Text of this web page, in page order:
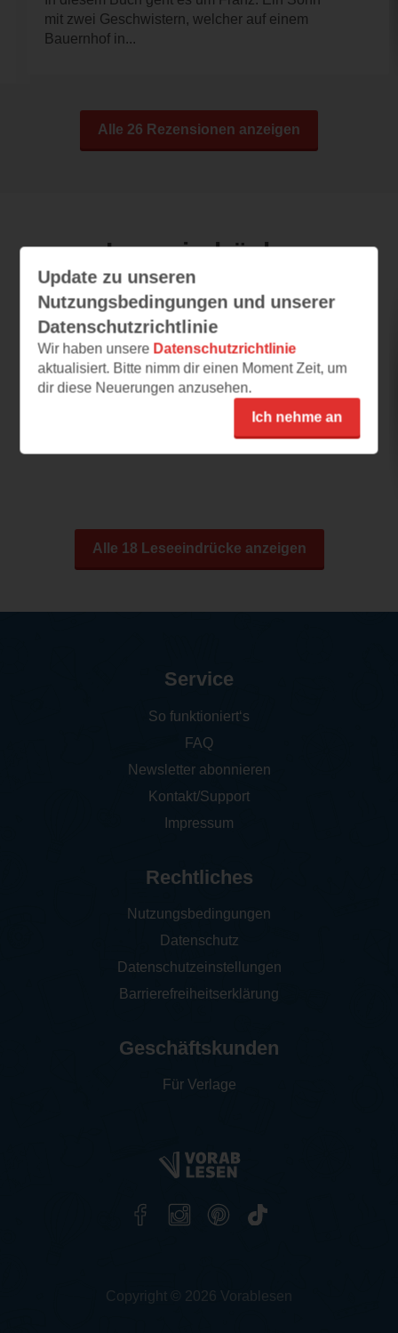
mit zwei Geschwistern, welcher auf einem
Bauernhof in...
Alle 26 Rezensionen anzeigen
Leseeindrücke
Die Übersetzerin
12.09.2021 – 10:05
Mitreißend
stand schon ganz oben auf meiner
Alle 18 Leseeindrücke anzeigen
Update zu unseren
Nutzungsbedingungen und unserer
Datenschutzrichtlinie
Wir haben unsere Datenschutzrichtlinie
aktualisiert. Bitte nimm dir einen Moment Zeit, um
dir diese Neuerungen anzusehen.
Ich nehme an
Service
So funktioniert‘s
FAQ
Newsletter abonnieren
Kontakt/Support
Impressum
Rechtliches
Nutzungsbedingungen
Datenschutz
Datenschutzeinstellungen
Barrierefreiheitserklärung
Geschäftskunden
Für Verlage
Copyright © 2026 Vorablesen